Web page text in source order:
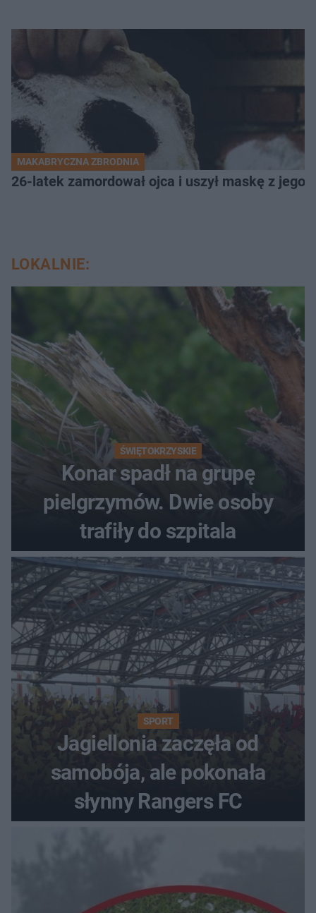
MAKABRYCZNA ZBRODNIA
26-latek zamordował ojca i uszył maskę z
LOKALNIE:
ŚWIĘTOKRZYSKIE
Konar spadł na grupę
pielgrzymów. Dwie osoby
trafiły do szpitala
SPORT
Jagiellonia zaczęła od
samobója, ale pokonała
słynny Rangers FC